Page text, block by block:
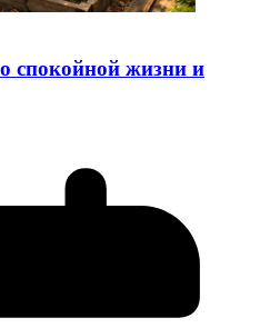
спокойной жизни и